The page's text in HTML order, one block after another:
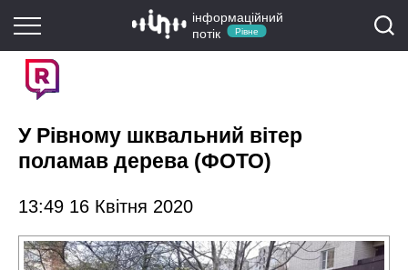
інформаційний
потік
Рівне
У Рівному шквальний вітер
поламав дерева (ФОТО)
13:49 16 Квітня 2020